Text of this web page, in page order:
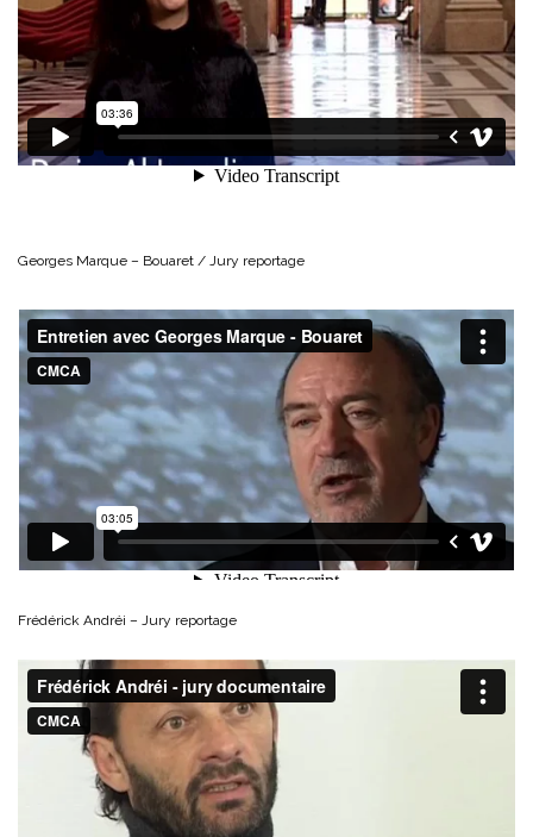
Georges Marque – Bouaret / Jury reportage
Frédérick Andréi – Jury reportage